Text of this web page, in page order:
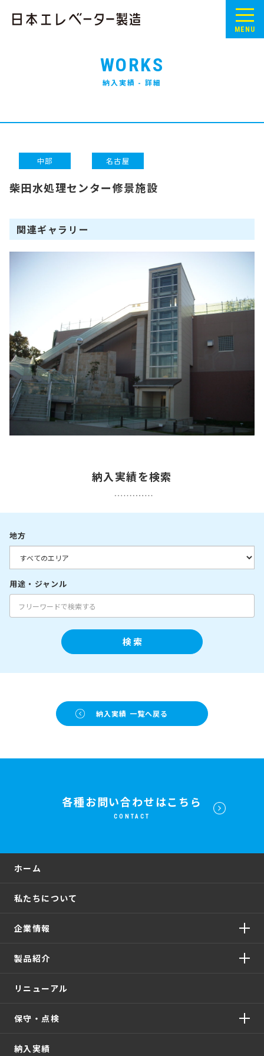
MENU
WORKS
納入実績 - 詳細
中部 名古屋
柴田水処理センター修景施設
関連ギャラリー
納入実績を検索
地方
用途・ジャンル
検 索
納入実績 一覧へ戻る
各種お問い合わせはこちら
CONTACT
ホーム
私たちについて
企業情報
製品紹介
リニューアル
保守・点検
納入実績